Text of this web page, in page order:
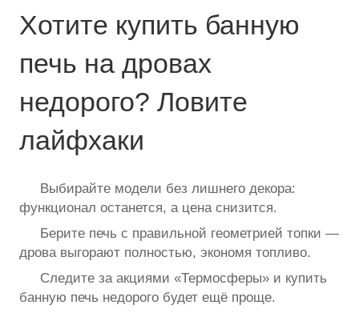
Хотите купить банную
печь на дровах
недорого? Ловите
лайфхаки
Выбирайте модели без лишнего декора:
функционал останется, а цена снизится.
Берите печь с правильной геометрией топки —
дрова выгорают полностью, экономя топливо.
Следите за акциями «Термосферы» и купить
банную печь недорого будет ещё проще.